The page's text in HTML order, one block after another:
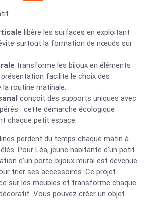
libère les surfaces en exploitant
surtout la formation de nœuds sur
transforme les bijoux en éléments
facilite le choix des
routine matinale.
conçoit des supports uniques avec
: cette démarche écologique
chaque petit espace.
perdent du temps chaque matin à
Pour Léa, jeune habitante d’un petit
d’un porte-bijoux mural est devenue
trier ses accessoires. Ce projet
sur les meubles et transforme chaque
Vous pouvez créer un objet